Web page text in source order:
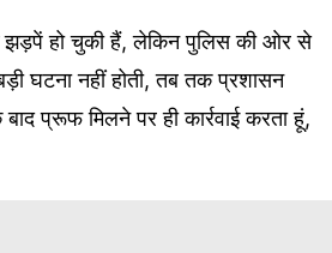
झड़पें हो चुकी हैं, लेकिन पुलिस की ओर से
घटना नहीं होती, तब तक प्रशासन
प्रूफ मिलने पर ही कार्रवाई करता हूं,